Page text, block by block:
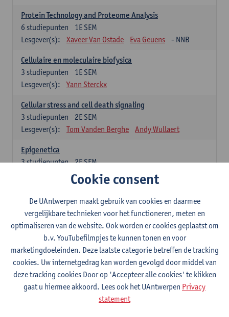
Protein Technology and Proteome Analysis
1E SEM
6 studiepunten
Lesgever(s):
Xaveer Van Ostade Eva Geuens - NNB
Cellulaire en moleculaire biofysica
1E SEM
3 studiepunten
Lesgever(s):
Yann Sterckx
Cellular stress and cell death signaling
2E SEM
3 studiepunten
Lesgever(s):
Tom Vanden Berghe Andy Wullaert
Epigenetica
2E SEM
3studiepunten
Wim Vanden Berghe
2E SEM
studiepunten
Lesgever(s):
Erik Fransen Kris Laukens
Laboratory Animal Science (core module)
2E SEM
6studiepunten
Lesgever(s):
Chris Van Ginneken Debby Van Dam
Bio-ethics
Cookie consent
De UAntwerpen maakt gebruik van cookies en daarmee
vergelijkbare technieken voor het functioneren, meten en
optimaliseren van de website. Ook worden er cookies geplaatst om
b.v. YouTubefilmpjes te kunnen tonen en voor
marketingdoeleinden. Deze laatste categorie betreffen de tracking
cookies. Uw internetgedrag kan worden gevolgd door middel van
deze tracking cookies Door op 'Accepteer alle cookies' te klikken
gaat u hiermee akkoord. Lees ook het UAntwerpen Privacy
statement